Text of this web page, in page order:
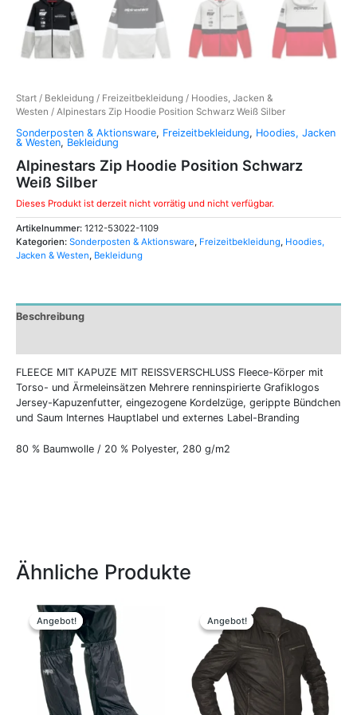
Start / Bekleidung / Freizeitbekleidung / Hoodies, Jacken &
Westen / Alpinestars Zip Hoodie Position Schwarz Weiß Silber
Sonderposten & Aktionsware, Freizeitbekleidung, Hoodies, Jacken
& Westen, Bekleidung
Alpinestars Zip Hoodie Position Schwarz
Weiß Silber
Dieses Produkt ist derzeit nicht vorrätig und nicht verfügbar.
Artikelnummer: 1212-53022-1109
Kategorien: Sonderposten & Aktionsware, Freizeitbekleidung, Hoodies,
Jacken & Westen, Bekleidung
Beschreibung
FLEECE MIT KAPUZE MIT REISSVERSCHLUSS Fleece-Körper mit
Torso- und Ärmeleinsätzen Mehrere renninspirierte Grafiklogos
Jersey-Kapuzenfutter, eingezogene Kordelzüge, gerippte Bündchen
und Saum Internes Hauptlabel und externes Label-Branding
80 % Baumwolle / 20 % Polyester, 280 g/m2
Ähnliche Produkte
Angebot!
Angebot!
Ursprünglicher
Preis
war:
24,95 €
Aktueller
Preis
ist:
19,00 €.
Angebot!
Angebot!
war:
119,95 €
Preis
ist:
99,00 €.
mehrere
auf.
Die